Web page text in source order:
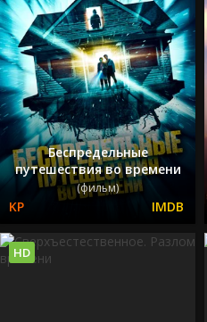
Беспредельные
путешествия во времени
(фильм)
HD